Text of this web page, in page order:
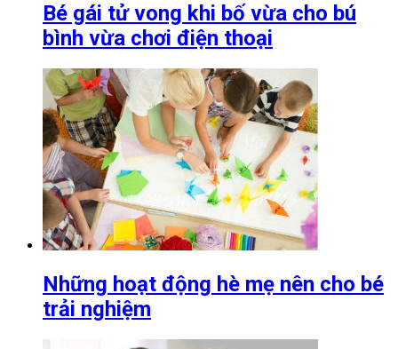
Bé gái tử vong khi bố vừa cho bú
bình vừa chơi điện thoại
Những hoạt động hè mẹ nên cho bé
trải nghiệm